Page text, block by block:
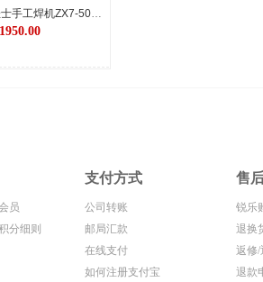
佳士手工焊机ZX7-500 Z316 双模
1950.00
员
分细则
支付方式
公司转账
邮局汇款
在线支付
如何注册支付宝
售
锐乐
退换
返修/
退款